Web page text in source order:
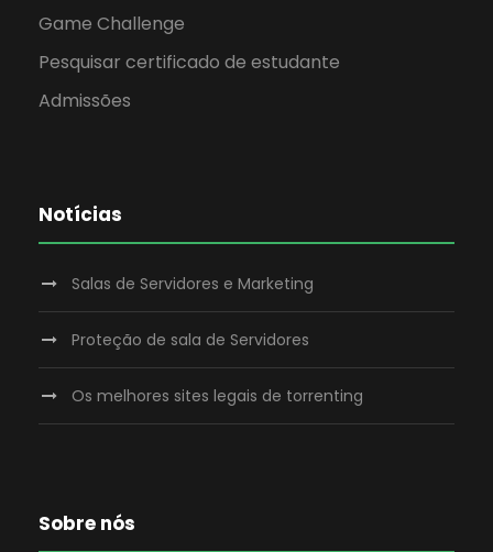
Game Challenge
Pesquisar certificado de estudante
Admissões
Notícias
Salas de Servidores e Marketing
Proteção de sala de Servidores
Os melhores sites legais de torrenting
Sobre nós